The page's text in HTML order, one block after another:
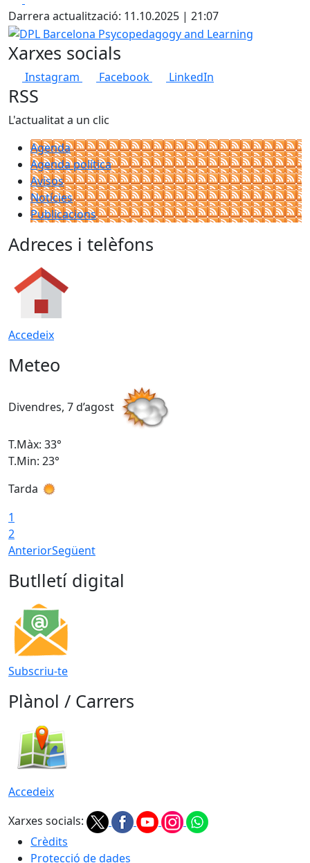
+
−
Darrera actualització: 11.10.2025 | 21:07
DPL Barcelona Psycopedagogy and Learning
Xarxes socials
Instagram Facebook LinkedIn
RSS
L'actualitat a un clic
Agenda
Agenda política
Avisos
Notícies
Publicacions
Adreces i telèfons
Accedeix
Meteo
Divendres, 7 d’agost
T.Màx: 33°
T.Min: 23°
Tarda
1
2
AnteriorSegüent
Butlletí digital
Subscriu-te
Plànol / Carrers
Accedeix
Xarxes socials:
Crèdits
Protecció de dades